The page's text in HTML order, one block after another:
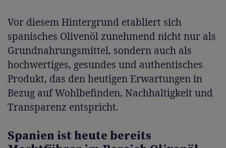
Vor diesem Hintergrund etabliert sich
spanisches Olivenöl zunehmend nicht nur als
Grundnahrungsmittel, sondern auch als
hochwertiges, gesundes und authentisches
Produkt, das den heutigen Erwartungen in
Bezug auf Wohlbefinden, Nachhaltigkeit und
Transparenz entspricht.
Spanien ist heute bereits